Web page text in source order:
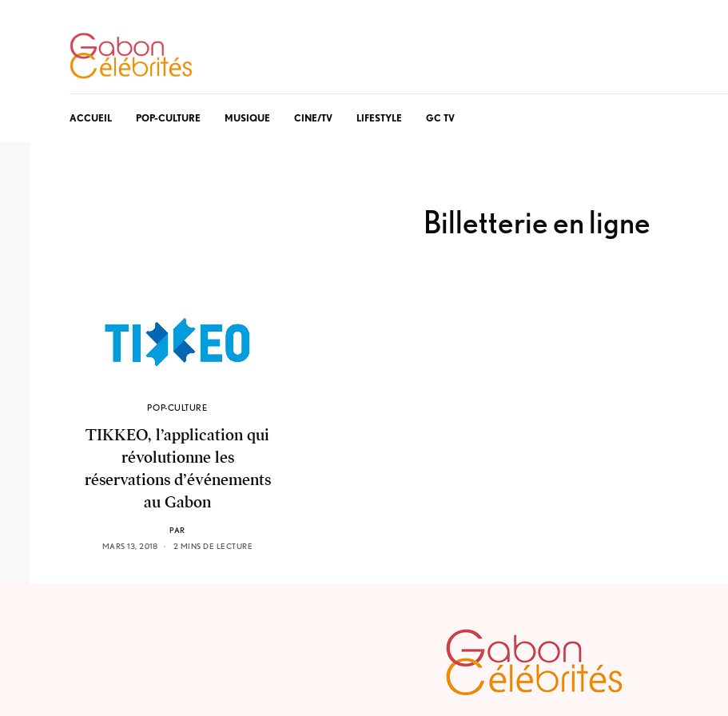
ACCUEIL POP-CULTURE MUSIQUE CINE/TV LIFESTYLE GC TV
Billetterie en ligne
POP-CULTURE
TIKKEO, l’application qui
révolutionne les
réservations d’événements
au Gabon
PAR
MARS 13, 2018
2 MINS DE LECTURE